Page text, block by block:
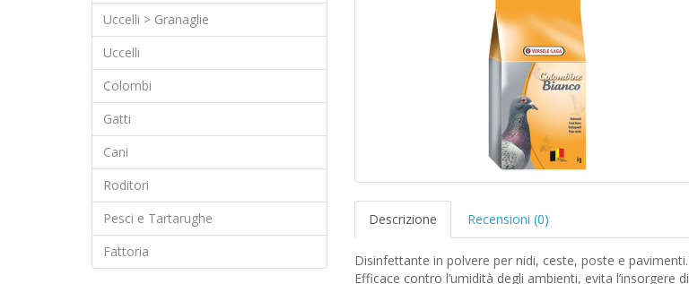
Uccelli > Granaglie
Uccelli
Colombi
Gatti
Cani
Roditori
Pesci e Tartarughe
Fattoria
Descrizione Recensioni (0)
Disinfettante in polvere per nidi, ceste, poste e pavimenti.
Efficace contro l’umidità degli ambienti, evita l’insorgere di